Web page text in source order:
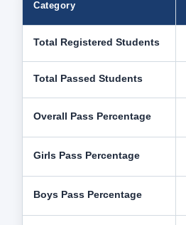
Category
Total Registered Students
Total Passed Students
Overall Pass Percentage
Girls Pass Percentage
Boys Pass Percentage